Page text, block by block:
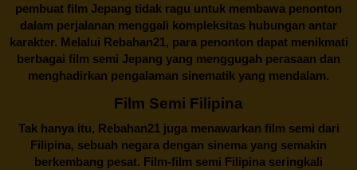
pembuat film Jepang tidak ragu untuk membawa penonton
dalam perjalanan menggali kompleksitas hubungan antar
karakter. Melalui Rebahan21, para penonton dapat menikmati
berbagai film semi Jepang yang menggugah perasaan dan
menghadirkan pengalaman sinematik yang mendalam.
Film Semi Filipina
Tak hanya itu, Rebahan21juga menawarkan film semi dari
Filipina, sebuah negara dengan sinema yang semakin
berkembang pesat. Film-film semi Filipina seringkali